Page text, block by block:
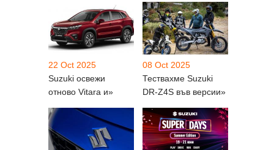
22 Oct 2025
Suzuki освежи
отново Vitara и»
08 Oct 2025
Тествахме Suzuki
DR-Z4S във версии»